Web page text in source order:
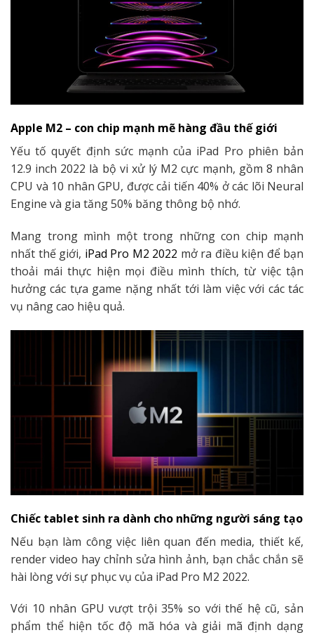
Apple M2 – con chip mạnh mẽ hàng đầu thế giới
Yếu tố quyết định sức mạnh của iPad Pro phiên bản
12.9 inch 2022 là bộ vi xử lý M2 cực mạnh, gồm 8 nhân
CPU và 10 nhân GPU, được cải tiến 40% ở các lõi Neural
Engine và gia tăng 50% băng thông bộ nhớ.
Mang trong mình một trong những con chip mạnh
nhất thế giới, iPad Pro M2 2022 mở ra điều kiện để bạn
thoải mái thực hiện mọi điều mình thích, từ việc tận
hưởng các tựa game nặng nhất tới làm việc với các tác
vụ nâng cao hiệu quả.
Chiếc tablet sinh ra dành cho những người sáng tạo
Nếu bạn làm công việc liên quan đến media, thiết kế,
render video hay chỉnh sửa hình ảnh, bạn chắc chắn sẽ
hài lòng với sự phục vụ của iPad Pro M2 2022.
Với 10 nhân GPU vượt trội 35% so với thế hệ cũ, sản
phẩm thể hiện tốc độ mã hóa và giải mã định dạng